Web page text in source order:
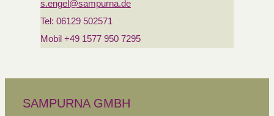
s.engel@sampurna.de
Tel: 06129 502571
Mobil +49 1577 950 7295
SAMPURNA GMBH